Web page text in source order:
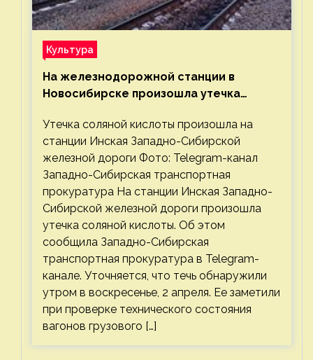
Культура
На железнодорожной станции в
Новосибирске произошла утечка
Утечка соляной кислоты произошла на
станции Инская Западно-Сибирской
железной дороги Фото: Telegram-канал
Западно-Сибирская транспортная
прокуратура На станции Инская Западно-
Сибирской железной дороги произошла
утечка соляной кислоты. Об этом
сообщила Западно-Сибирская
транспортная прокуратура в Telegram-
канале. Уточняется, что течь обнаружили
утром в воскресенье, 2 апреля. Ее заметили
при проверке технического состояния
вагонов грузового […]